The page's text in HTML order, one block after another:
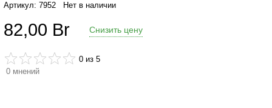
гигиена
масла
Литература
Артикул: 7952 Нет в наличии
82,00 Br Снизить цену
0 из 5
0 мнений